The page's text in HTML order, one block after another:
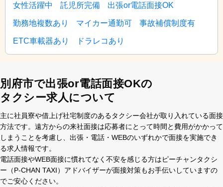
女性活躍中 託児所完備 出張or電話面接OK
勤務地複数あり マイカー通勤可 事故補償制度有
ETC車載器あり ドラレコあり
別府市で出張or電話面接OKの
タクシー求人について
主に社員寮や借上げ社宅制度のあるタクシー会社が取り⼊れている⾯接
⽅法です。遠⽅からの来社⾯接は応募者にとって時間と費⽤がかかって
しまうことを考慮し、出張・電話・WEBのいずれかで⾯接を実施でき
る求⼈情報です。
電話⾯接やWEB⾯接に慣れてなく不安を感じる⽅はピーチャンタクシ
ー（P-CHAN TAXI）アドバイザーが⾯接対策もお⼿伝いしていますの
でご安⼼ください。